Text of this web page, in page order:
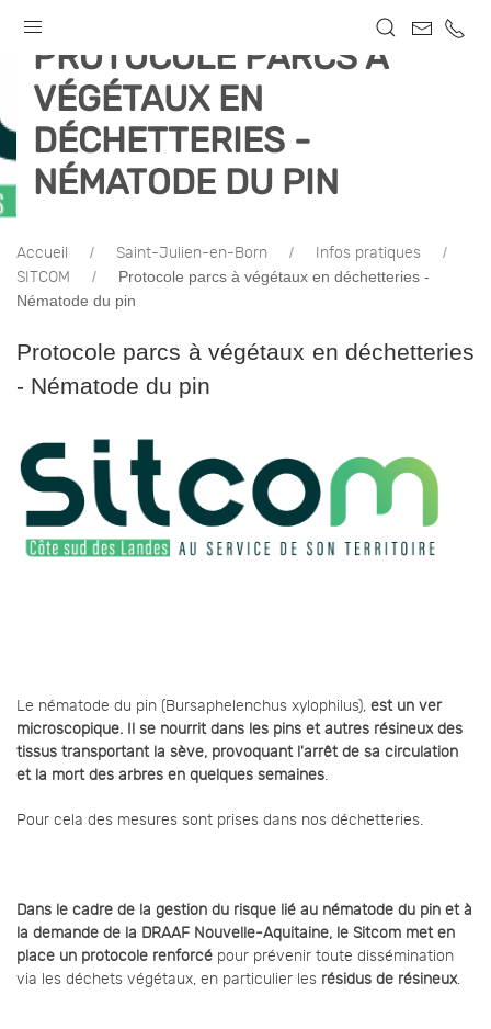
PROTOCOLE PARCS À
VÉGÉTAUX EN
DÉCHETTERIES -
NÉMATODE DU PIN
Accueil Saint-Julien-en-Born
Infos pratiques
SITCOM
Protocole parcs à végétaux en déchetteries -
Nématode du pin
Protocole parcs à végétaux en déchetteries
- Nématode du pin
Le nématode du pin (Bursaphelenchus xylophilus), est un ver
microscopique.
Il se nourrit dans les pins et autres résineux des
tissus transportant la sève, provoquant l'arrêt de sa circulation
et la mort des arbres en quelques semaines.
Pour cela des mesures sont prises dans nos déchetteries.
Dans le cadre de la gestion du risque lié au nématode du pin et à
la demande de la DRAAF Nouvelle-Aquitaine, le Sitcom met en
place un protocole renforcé pour prévenir toute dissémination
via les déchets végétaux, en particulier les résidus de résineux.